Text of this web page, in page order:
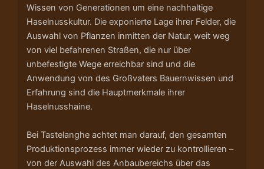
Wissen von Generationen um eine nachhaltige
Haselnusskultur. Die exponierte Lage ihrer Felder, die
Auswahl von Pflanzen inmitten der Natur, weit weg
von viel befahrenen Straßen, die nur über
unbefestigte Wege erreichbar sind und die
Anwendung von des Großvaters Bauernwissen und
Erfahrung sind die Hauptmerkmale ihrer
Haselnusshaine.
Bei Tastelanghe achtet man darauf, den gesamten
Produktionsprozess immer wieder zu kontrollieren –
von der Auswahl des Anbaubereichs über das